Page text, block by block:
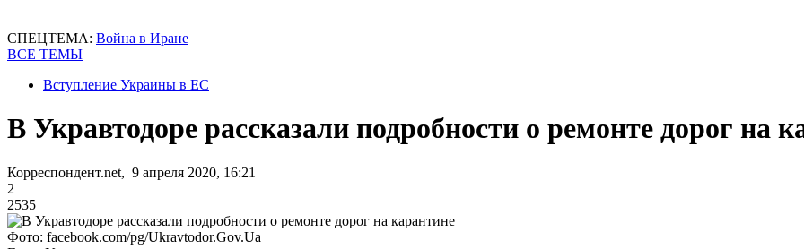
СПЕЦТЕМА: Война в Иране
ВСЕ ТЕМЫ
Вступление Украины в ЕС
В Укравтодоре рассказали подробности о ремонте дорог на
Корреспондент.net, 9 апреля 2020, 16:21
2
2535
Фото: facebook.com/pg/Ukravtodor.Gov.Ua